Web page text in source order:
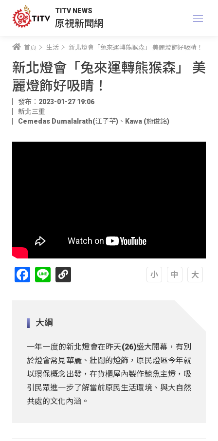
TITV NEWS
原視新聞網
首頁 生活 新北燈會「兔來運轉熊猴森」 美麗燈飾好吸睛！
新北燈會「兔來運轉熊猴森」 美
麗燈飾好吸睛！
發布：2023-01-27 19:06
新北三重
Cemedas Dumalalrath(江子芊) 、 Kawa (施俊銘)
Facebook
Line
大綱
一年一度的新北燈會在昨天(26)盛大開幕，有別
於燈會常見華麗、壯闊的燈飾，原民燈區今年就
以環保概念出發，在貨櫃屋內製作鯨魚主燈，吸
引民眾進一步了解當前原民生活環境、與大自然
共處的文化內涵。